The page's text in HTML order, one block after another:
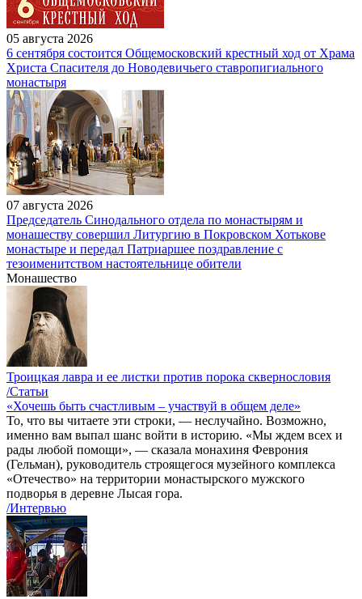
05 августа 2026
6 сентября состоится Общемосковский крестный ход от Храма
Христа Спасителя до Новодевичьего ставропигиального
монастыря
07 августа 2026
Председатель Синодального отдела по монастырям и
монашеству совершил Литургию в Покровском Хотькове
монастыре и передал Патриаршее поздравление с
тезоименитством настоятельнице обители
Монашество
Троицкая лавра и ее листки против порока сквернословия
/Статьи
«Хочешь быть счастливым – участвуй в общем деле»
То, что вы читаете эти строки, — неслучайно. Возможно,
именно вам выпал шанс войти в историю. «Мы ждем всех и
рады любой помощи», — сказала монахиня Феврония
(Гельман), руководитель строящегося музейного комплекса
«Отечество» на территории монастырского мужского
подворья в деревне Лысая гора.
/Интервью